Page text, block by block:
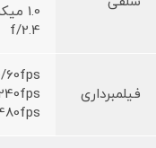
1.0 میکرومتر سایز پیکسل
f/2.4
فیلمبرداری
60fps